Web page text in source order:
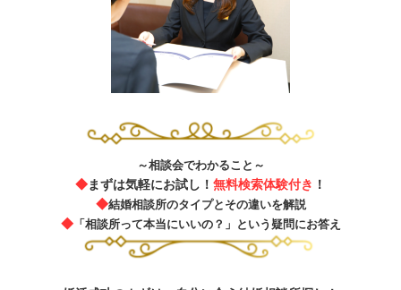
～相談会でわかること～
◆まずは気軽にお試し！ 無料検索体験付き ！
◆結婚相談所のタイプとその違いを解説
◆「相談所って本当にいいの？」という疑問にお答え